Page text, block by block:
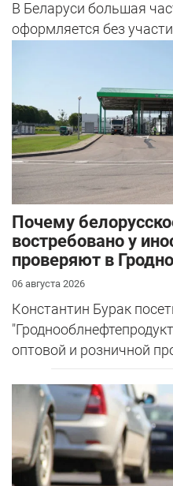
В Беларуси большая
оформляется без
Почему
востребовано у
проверяют в Гродно
06 августа 2026
Константин Бурак
оптовой и розничной